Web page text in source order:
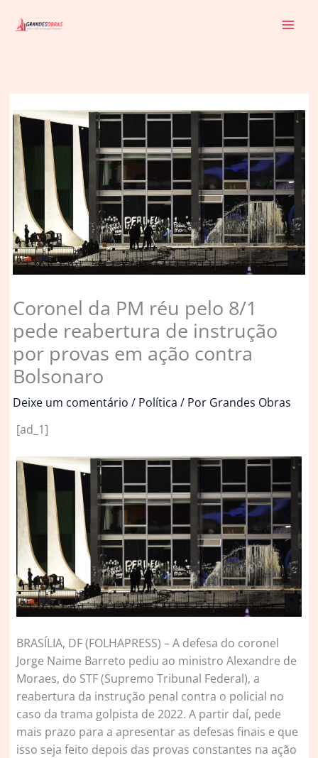
para
Coronel da PM réu pelo 8/1
pede reabertura de instrução
por provas em ação contra
Bolsonaro
Deixe um comentário / Política / Por Grandes Obras
[ad_1]
BRASÍLIA, DF (FOLHAPRESS) – A defesa do coronel
Jorge Naime Barreto pediu ao ministro Alexandre de
Moraes, do STF (Supremo Tribunal Federal), a
reabertura da instrução penal contra o policial no
caso da trama golpista de 2022. A partir daí, pede
mais prazo para a apresentar as defesas finais e que
isso seja feito depois das provas constantes na ação